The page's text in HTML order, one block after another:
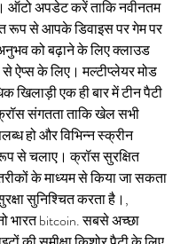
ऑटो अपडेट करें ताकि नवीनतम
रूप से आपके डिवाइस पर गेम पर
को बढ़ाने के लिए क्लाउड
ऐप्स के लिए। मल्टीप्लेयर मोड
खिलाड़ी एक ही बार में टीन पैटी
संगतता ताकि खेल सभी
हो और विभिन्न स्क्रीन
से चलाए। क्रॉस सुरक्षित
के माध्यम से किया जा सकता
सुनिश्चित करता है।,
भारत bitcoin. सबसे अच्छा